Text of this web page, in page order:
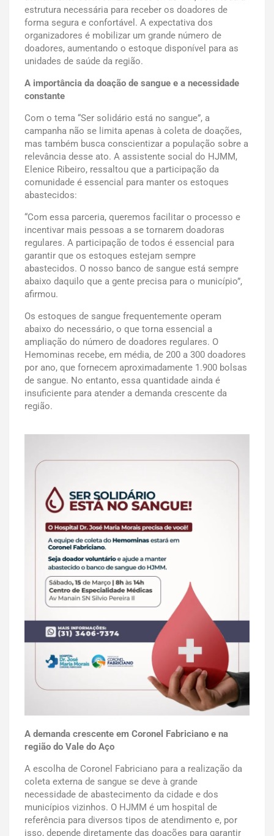
estrutura necessária para receber os doadores de
forma segura e confortável. A expectativa dos
organizadores é mobilizar um grande número de
doadores, aumentando o estoque disponível para as
unidades de saúde da região.
A importância da doação de sangue e a necessidade
constante
Com o tema “Ser solidário está no sangue”, a
campanha não se limita apenas à coleta de doações,
mas também busca conscientizar a população sobre a
relevância desse ato. A assistente social do HJMM,
Elenice Ribeiro, ressaltou que a participação da
comunidade é essencial para manter os estoques
abastecidos:
“Com essa parceria, queremos facilitar o processo e
incentivar mais pessoas a se tornarem doadoras
regulares. A participação de todos é essencial para
garantir que os estoques estejam sempre
abastecidos. O nosso banco de sangue está sempre
abaixo daquilo que a gente precisa para o município”,
afirmou.
Os estoques de sangue frequentemente operam
abaixo do necessário, o que torna essencial a
ampliação do número de doadores regulares. O
Hemominas recebe, em média, de 200 a 300 doadores
por ano, que fornecem aproximadamente 1.900 bolsas
de sangue. No entanto, essa quantidade ainda é
insuficiente para atender a demanda crescente da
região.
A demanda crescente em Coronel Fabriciano e na
região do Vale do Aço
A escolha de Coronel Fabriciano para a realização da
coleta externa de sangue se deve à grande
necessidade de abastecimento da cidade e dos
municípios vizinhos. O HJMM é um hospital de
referência para diversos tipos de atendimento e, por
isso, depende diretamente das doações para garantir